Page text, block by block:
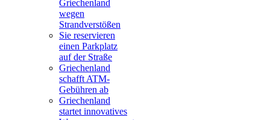
Griechenland
wegen
Strandverstößen
Sie reservieren
einen Parkplatz
auf der Straße
Griechenland
schafft ATM-
Gebühren ab
Griechenland
startet innovatives